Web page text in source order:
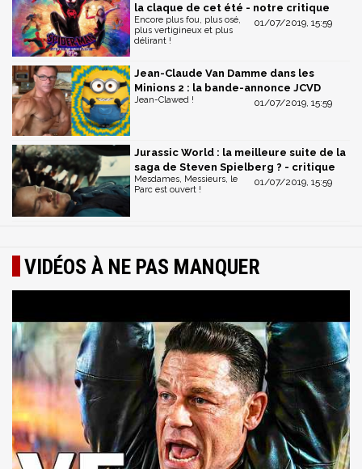
la claque de cet été - notre critique
01/07/2019, 15:59
Encore plus fou, plus osé,
plus vertigineux et plus
délirant !
Jean-Claude Van Damme dans les
Minions 2 : la bande-annonce JCVD
01/07/2019, 15:59
Jean-Clawed !
Jurassic World : la meilleure suite de la
saga de Steven Spielberg ? - critique
01/07/2019, 15:59
Mesdames, Messieurs, le
Parc est ouvert !
VIDÉOS À NE PAS MANQUER